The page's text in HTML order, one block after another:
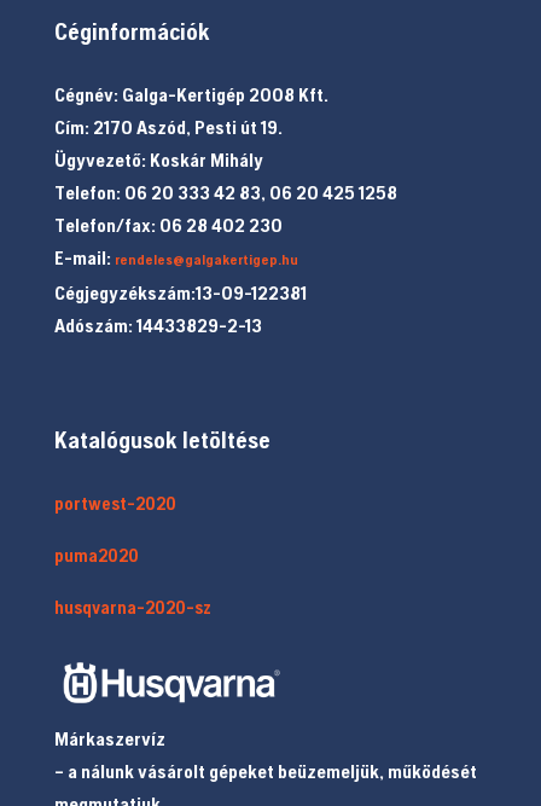
Céginformációk
Cégnév: Galga-Kertigép 2008 Kft.
Cím: 2170 Aszód, Pesti út 19.
Ügyvezető: Koskár Mihály
Telefon: 06 20 333 42 83, 06 20 425 1258
Telefon/fax: 06 28 402 230
E-mail: rendeles@galgakertigep.hu
Cégjegyzékszám:13-09-122381
Adószám: 14433829-2-13
Katalógusok letöltése
portwest-2020
puma2020
husqvarna-2020-sz
Márkaszervíz
– a nálunk vásárolt gépeket beüzemeljük, működését